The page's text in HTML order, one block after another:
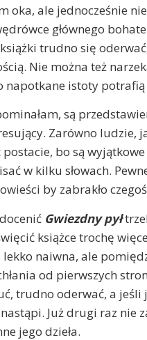
ale jednocześnie
głównego
trudno się
Nie można też
napotkane istoty potrafią
są
Zarówno ludzie,
bo są
w kilku słowach.
by zabrakło
Gwiezdny pył
książce trochę
lekko naiwna, ale
od pierwszych
trudno oderwać, a
Już drugi raz nie
jego dzieła.